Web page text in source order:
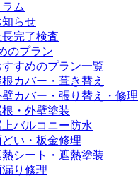
ラム
知らせ
長完了検査
のプラン
すすめのプラン一覧
根カバー・葺き替え
壁カバー・張り替え・修理
根・外壁塗装
上バルコニー防水
どい・板金修理
熱シート・遮熱塗装
漏り修理